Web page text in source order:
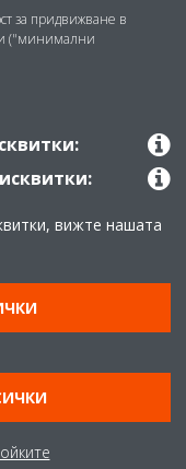
етика
за придвижване в
("минимални
вижте нашата